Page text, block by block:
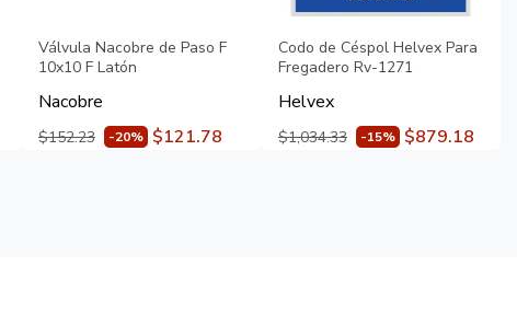
Válvula Nacobre de Paso F
10x10 F Latón
Nacobre
$152.23 -20% $121.78
Codo de Céspol Helvex Para
Fregadero Rv-1271
Helvex
$1,034.33 -15% $879.18